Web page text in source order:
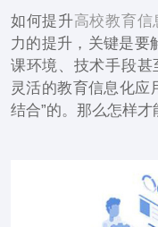
如何提升高校教育信
力的提升，关键是要
课环境、技术手段甚
灵活的教育信息化应
结合”的。那么怎样